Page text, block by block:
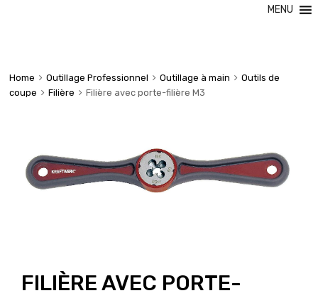
MENU
Home Outillage Professionnel Outillage à main
Outils de
coupe
Filière Filière avec porte-filière M3
FILIÈRE AVEC PORTE-